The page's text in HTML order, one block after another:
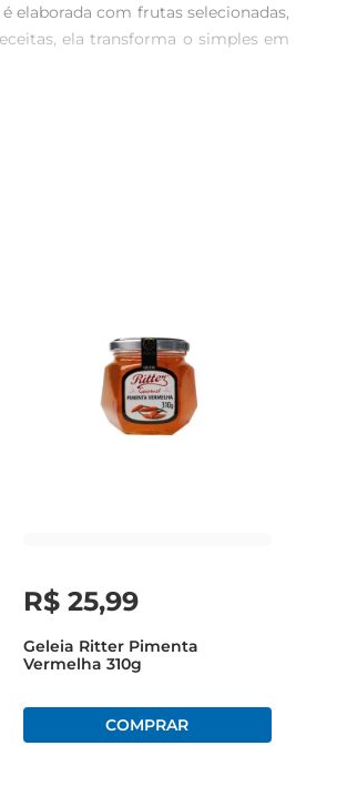
elaborada com frutas selecionadas,
ela transforma o simples em
algo doce sem excessos. É
R$ 25,99
Geleia Ritter Pimenta
Vermelha 310g